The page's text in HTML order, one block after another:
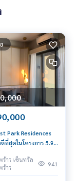
Park Residences
ที่สุดในโครงการ 5.99
ร้าว เซ็นทรัล
ร้าว
941